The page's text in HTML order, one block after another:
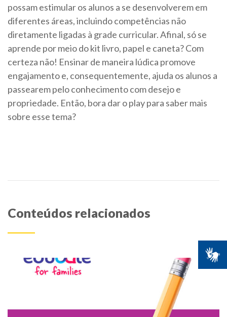
possam estimular os alunos a se desenvolverem em
diferentes áreas, incluindo competências não
diretamente ligadas à grade curricular. Afinal, só se
aprende por meio do kit livro, papel e caneta? Com
certeza não! Ensinar de maneira lúdica promove
engajamento e, consequentemente, ajuda os alunos a
passearem pelo conhecimento com desejo e
propriedade. Então, bora dar o play para saber mais
sobre esse tema?
Conteúdos relacionados